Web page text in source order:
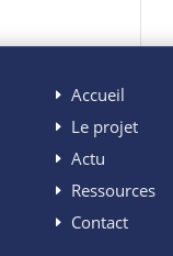
Accueil
Le projet
Actu
Ressources
Contact